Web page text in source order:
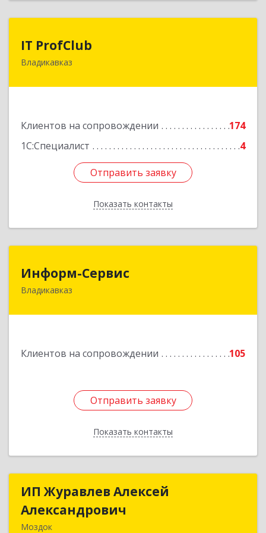
IT ProfClub
Владикавказ
Клиентов на сопровождении
174
1С:Специалист
4
Отправить заявку
Показать контакты
362045, Северная Осетия - Алания Респ,
Подробнее
Отправить заявку
Назад
Информ-Сервис
Владикавказ
Клиентов на сопровождении 105
Отправить заявку
Показать контакты
362020, Северная Осетия - Алания Респ,
Отправить заявку
Назад
ИП Журавлев Алексей
Александрович
Моздок
ИП Журавлев Алексей